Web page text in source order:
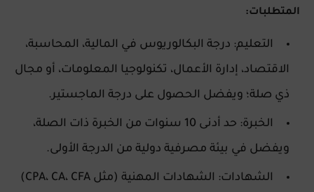
المتطلبات:
التعليم: درجة البكالوريوس في المالية، المحاسبة،
الاقتصاد، إدارة الأعمال، تكنولوجيا المعلومات، أو مجال
ذي صلة؛ ويفضل الحصول على درجة الماجستير.
الخبرة: حد أدنى 10 سنوات من الخبرة ذات الصلة،
ويفضل في بيئة مصرفية دولية من الدرجة الأولى.
الشهادات: الشهادات المهنية (مثل CPA، CA، CFA)